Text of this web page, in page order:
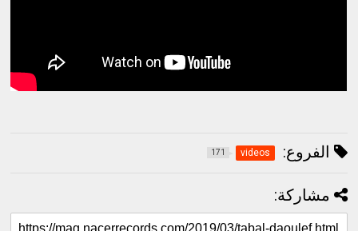
الفروع: videos
171
مشاركة: